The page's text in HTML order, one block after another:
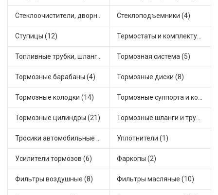
Стеклоочистители, дворники (1) Стеклоподъемники (4)
Ступицы (12) Термостаты и комплектующие системы охлаждения (43)
Топливные трубки, шланги, магистрали и рампы (2) Тормозная система (5)
Тормозные барабаны (4) Тормозные диски (8)
Тормозные колодки (14) Тормозные суппорта и комплектующие (4)
Тормозные цилиндры (21) Тормозные шланги и трубки (7)
Тросики автомобильные (9) Уплотнители (1)
Усилители тормозов (6) Фаркопы (2)
Фильтры воздушные (8) Фильтры масляные (10)